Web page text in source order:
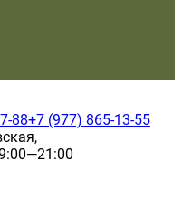
88+7 (977) 865-13-55